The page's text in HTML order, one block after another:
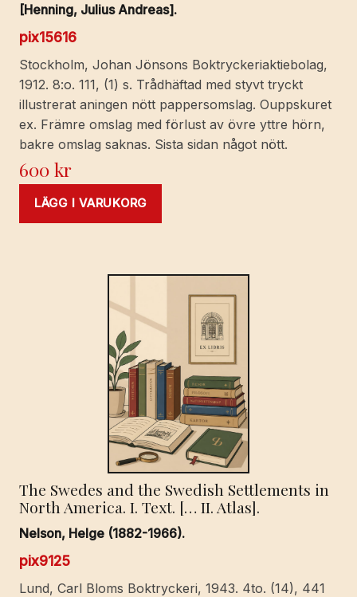
[Henning, Julius Andreas].
pix15616
Stockholm, Johan Jönsons Boktryckeriaktiebolag,
1912. 8:o. 111, (1) s. Trådhäftad med styvt tryckt
illustrerat aningen nött pappersomslag. Ouppskuret
ex. Främre omslag med förlust av övre yttre hörn,
bakre omslag saknas. Sista sidan något nött.
600kr
LÄGG I VARUKORG
The Swedes and the Swedish Settlements in
North America. I. Text. [… II. Atlas].
Nelson, Helge (1882-1966).
pix9125
Lund, Carl Bloms Boktryckeri, 1943. 4to. (14), 441